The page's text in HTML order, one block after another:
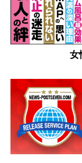
女